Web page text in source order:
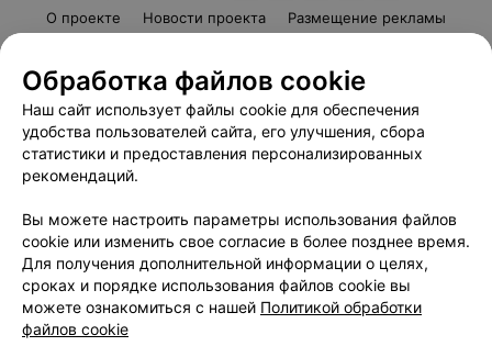
О проекте Новости проекта
Размещение рекламы
Пользовательское соглашение
Способы оплаты
Вакансии
Партнеры
Написать руководителю 103.by
Обработка персональных данных
Обработка файлов cookie
Наш сайт использует файлы cookie для обеспечения
удобства пользователей сайта, его улучшения, сбора
статистики и предоставления персонализированных
рекомендаций.
Вы можете настроить параметры использования файлов
cookie или изменить свое согласие в более позднее время.
Для получения дополнительной информации о целях,
сроках и порядке использования файлов cookie вы
можете ознакомиться с нашей Политикой обработки
файлов cookie